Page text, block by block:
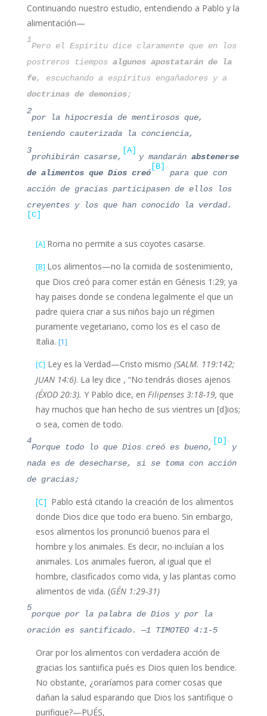
Continuando nuestro estudio, entendiendo a Pablo y la
alimentación—
1
Pero el Espíritu dice claramente que en los
postreros tiempos algunos apostatarán de la
fe, escuchando a espíritus engañadores y a
doctrinas de demonios;
2
por la hipocresía de mentirosos que,
teniendo cauterizada la conciencia,
3
prohibirán casarse,
[A]
y mandarán abstenerse
de alimentos que Dios creó
[B]
para que con
acción de gracias participasen de ellos los
creyentes y los que han conocido la verdad.
[C]
[A] Roma no permite a sus coyotes casarse.
[B] Los alimentos—no la comida de sostenimiento,
que Dios creó para comer están en Génesis 1:29; ya
hay paises donde se condena legalmente el que un
padre quiera criar a sus niños bajo un régimen
puramente vegetariano, como los es el caso de
Italia. [1]
[C] Ley es la Verdad—Cristo mismo (SALM. 119:142;
JUAN 14:6). La ley dice , “No tendrás dioses ajenos
(ÉXOD 20:3). Y Pablo dice, en Filipenses 3:18-19, que
hay muchos que han hecho de sus vientres un [d]ios;
o sea, comen de todo.
4
Porque todo lo que Dios creó es bueno,
[D]
y
nada es de desecharse, si se toma con acción
de gracias;
[C] Pablo está citando la creación de los alimentos
donde Dios dice que todo era bueno. Sin embargo,
esos alimentos los pronunció buenos para el
hombre y los animales. Es decir, no incluían a los
animales. Los animales fueron, al igual que el
hombre, clasificados como vida, y las plantas como
alimentos de vida. (GÉN 1:29-31)
5
porque por la palabra de Dios y por la
oración es santificado. —1 TIMOTEO 4:1-5
Orar por los alimentos con verdadera acción de
gracias los santiifica pués es Dios quien los bendice.
No obstante, ¿oraríamos para comer cosas que
dañan la salud esparando que Dios los santifique o
purifique?—PUÉS,